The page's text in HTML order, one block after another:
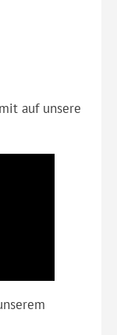
auf unsere